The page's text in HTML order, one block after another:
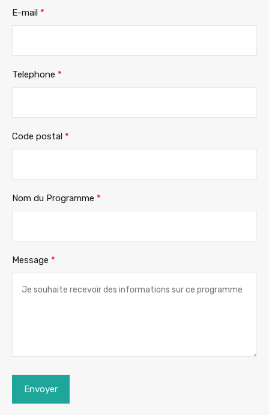
E-mail *
Telephone *
Code postal *
Nom du Programme *
Message *
Envoyer